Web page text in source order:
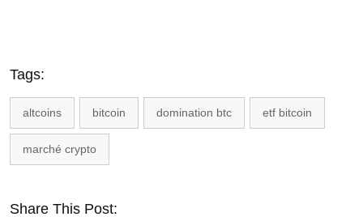
Tags:
altcoins bitcoin domination btc etf bitcoin
marché crypto
Share This Post: